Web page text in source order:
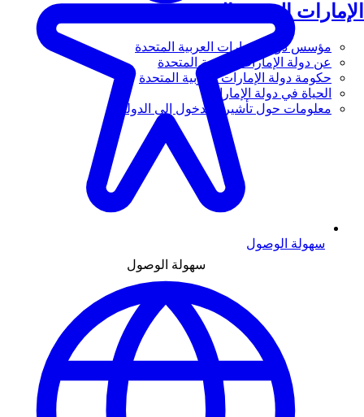
الإمارات العربية المتحدة
مؤسس دولة الإمارات العربية المتحدة
عن دولة الإمارات العربية المتحدة
حكومة دولة الإمارات العربية المتحدة
الحياة في دولة الإمارات
معلومات حول تأشيرة الدخول إلى الدولة
سهولة الوصول
سهولة الوصول